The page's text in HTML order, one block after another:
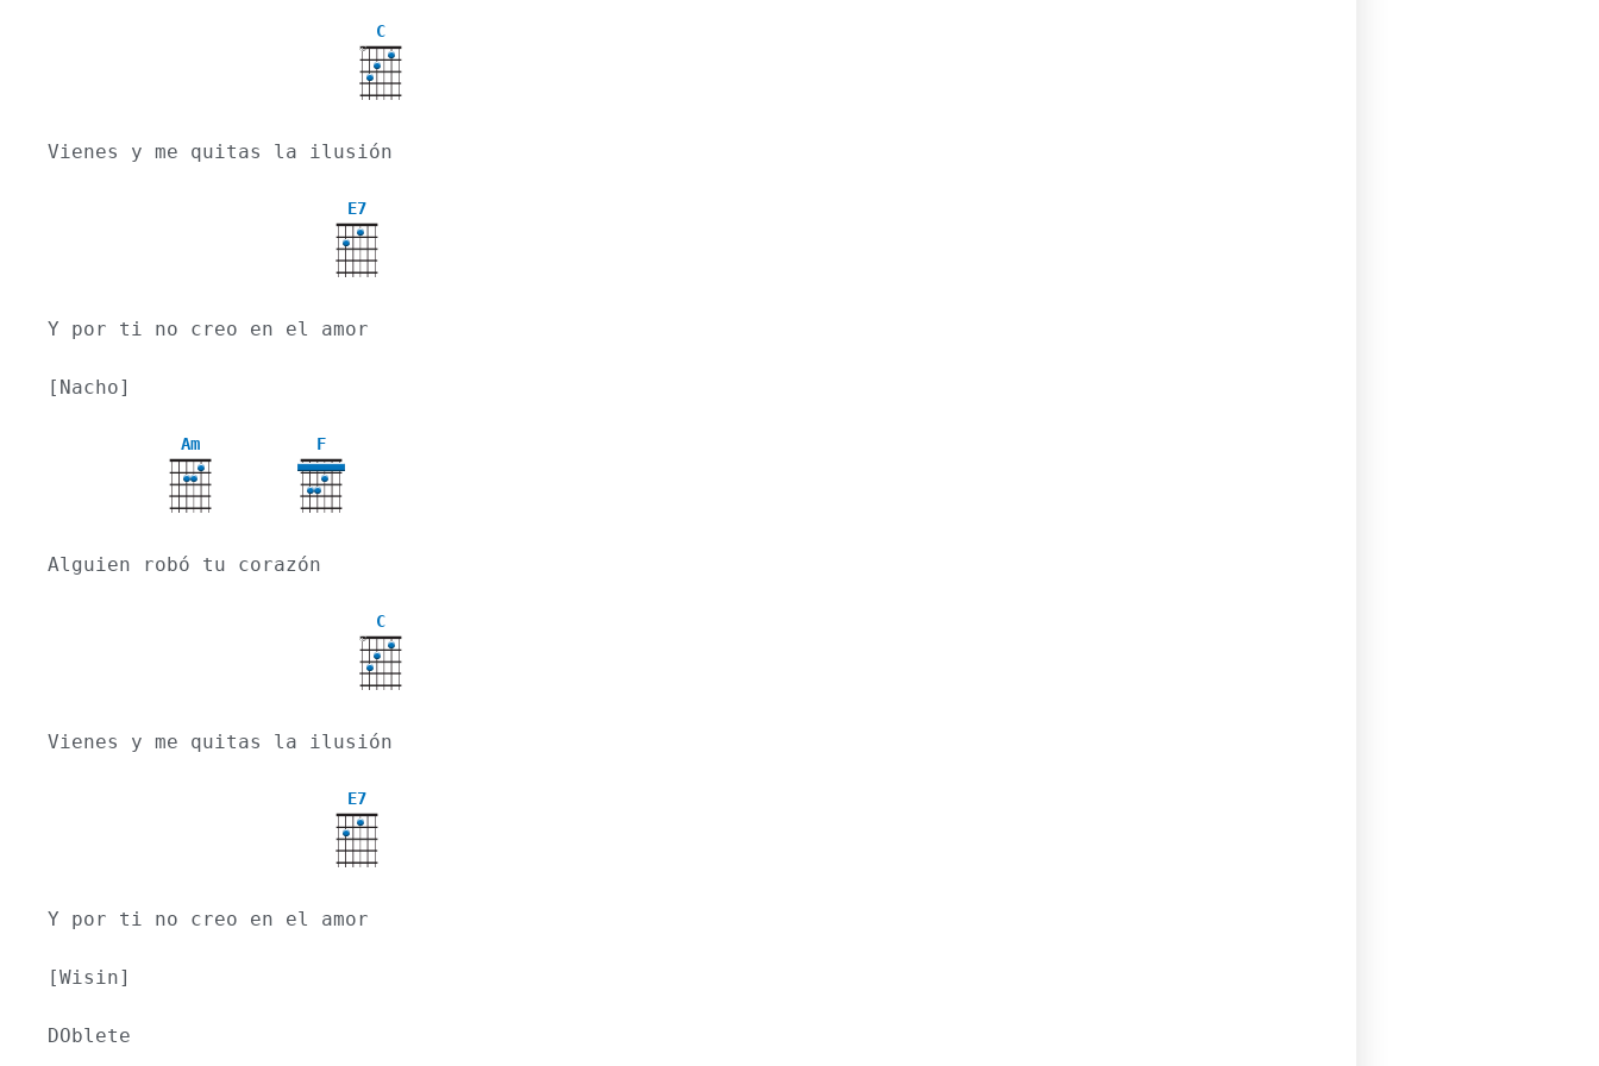
C
X
Vienes y me quitas la ilusión
E7
Y por ti no creo en el amor
[Nacho]
Am F
Alguien robó tu corazón
C
X
Vienes y me quitas la ilusión
E7
Y por ti no creo en el amor
[Wisin]
DOblete